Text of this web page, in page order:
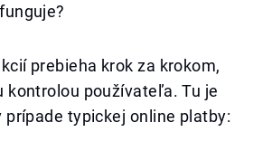
prebieha krok za krokom,
kontrolou používateľa. Tu je
prípade typickej online platby: